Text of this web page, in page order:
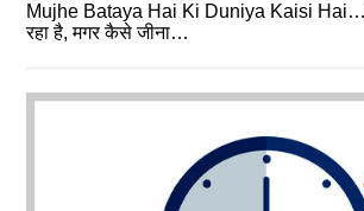
Mujhe Bataya Hai Ki Duniya Kaisi
रहा है, मगर कैसे जीना…